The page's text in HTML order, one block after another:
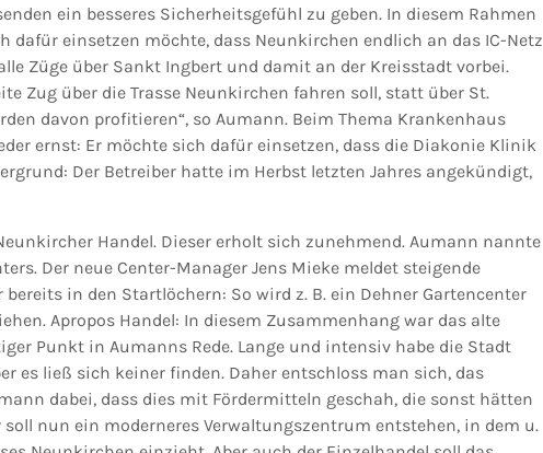
ein besseres Sicherheitsgefühl zu geben. In diesem Rahmen
dafür einsetzen möchte, dass Neunkirchen endlich an das IC-Netz
Züge über Sankt Ingbert und damit an der Kreisstadt vorbei.
Zug über die Trasse Neunkirchen fahren soll, statt über St.
davon profitieren“, so Aumann. Beim Thema Krankenhaus
ernst: Er möchte sich dafür einsetzen, dass die Diakonie Klinik
Der Betreiber hatte im Herbst letzten Jahres angekündigt,
Handel. Dieser erholt sich zunehmend. Aumann nannte
Der neue Center-Manager Jens Mieke meldet steigende
bereits in den Startlöchern: So wird z. B. ein Dehner Gartencenter
Apropos Handel: In diesem Zusammenhang war das alte
Punkt in Aumanns Rede. Lange und intensiv habe die Stadt
es ließ sich keiner finden. Daher entschloss man sich, das
dabei, dass dies mit Fördermitteln geschah, die sonst hätten
nun ein moderneres Verwaltungszentrum entstehen, in dem u.